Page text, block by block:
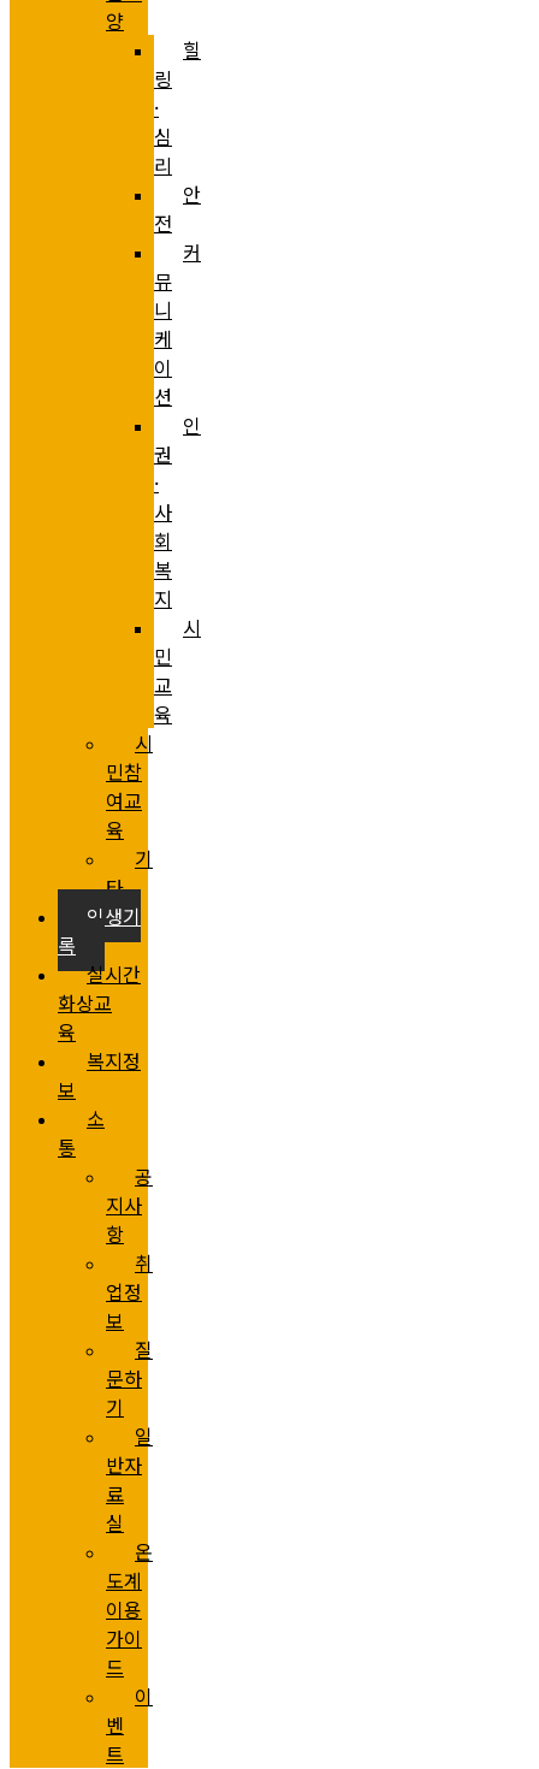
양
힐
링
·
심
리
안
전
커
뮤
니
케
이
션
인
권
·
사
회
복
지
시
민
교
육
시
민참
여교
육
기
타
인생기
록
실시간
화상교
육
복지정
보
소
통
공
지사
항
취
업정
보
질
문하
기
일
반자
료
실
온
도계
이용
가이
드
이
벤
트